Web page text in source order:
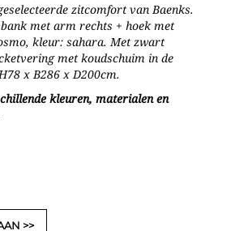
zitcomfort van Baenks.
met arm rechts + hoek met
kleur: sahara. Met zwart
met koudschuim in de
x B286 x D200cm.
kleuren, materialen en